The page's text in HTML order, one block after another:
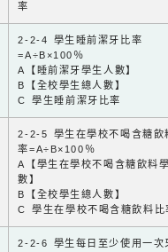
率
2-2-4 學生睡前潔牙比率
=A÷B×100％
A【睡前潔牙學生人數】
B【全校學生總人數】
C 學生睡前潔牙比率
2-2-5 學生在學校不喝含糖飲
率=A÷B×100％
A【學生在學校不喝含糖飲料
數】
B【全校學生總人數】
C 學生在學校不喝含糖飲料比
2-2-6 學生每日至少使用一次